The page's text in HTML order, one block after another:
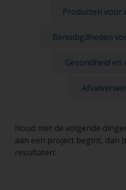
Producten voor
Benodigdheden
Gezondheid en
Houd met de volgende
aan een project begint, dan
resultaten: